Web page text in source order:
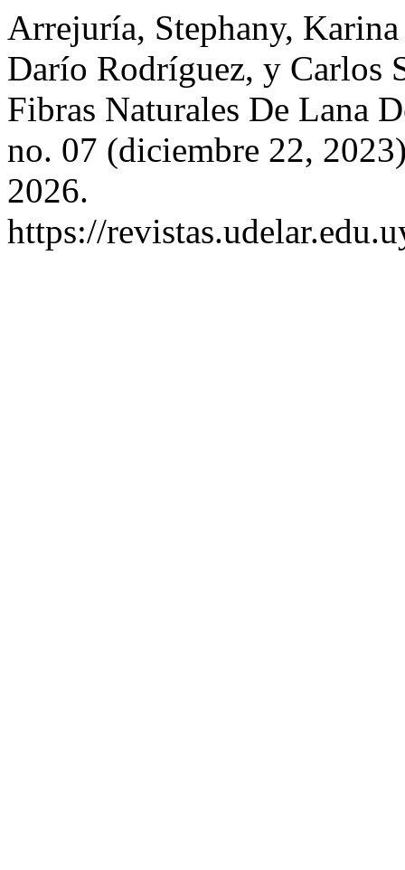
Arrejuría, Stephany,
Darío Rodríguez, y Carlos
Fibras Naturales De Lana
no. 07 (diciembre 22,
2026.
https://